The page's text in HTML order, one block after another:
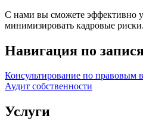
С нами вы сможете эффективно
минимизировать кадровые риски.
Навигация по
Консультирование по правовым
Аудит собственности
Услуги